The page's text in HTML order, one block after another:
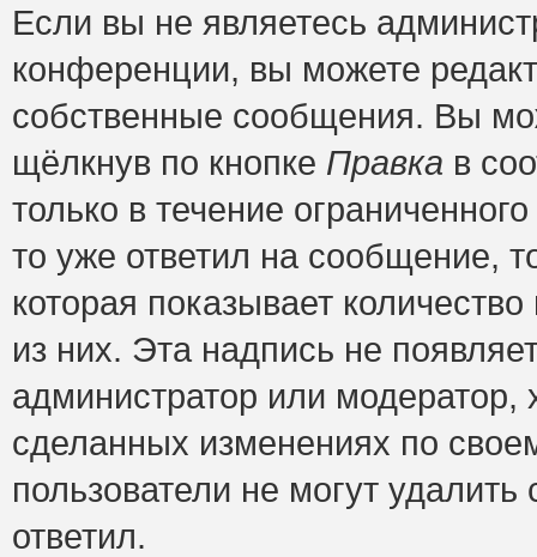
Если вы не являетесь
конференции, вы можете
собственные сообщения. Вы
щёлкнув по кнопке Правка в
только в течение
то уже ответил на сообщение,
которая показывает
из них. Эта надпись не
администратор или модератор,
сделанных изменениях по
пользователи не могут
ответил.